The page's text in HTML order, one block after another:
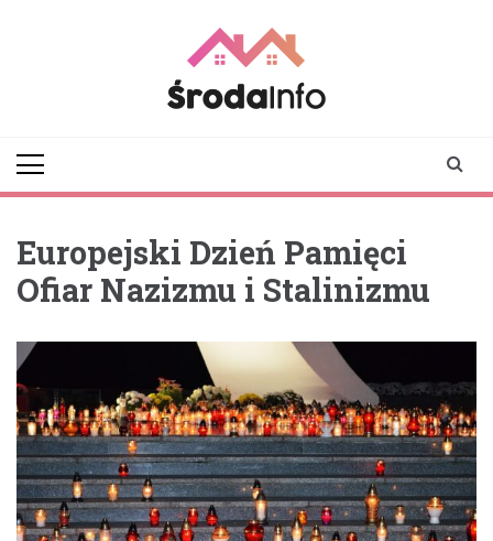
Europejski Dzień Pamięci
Ofiar Nazizmu i Stalinizmu